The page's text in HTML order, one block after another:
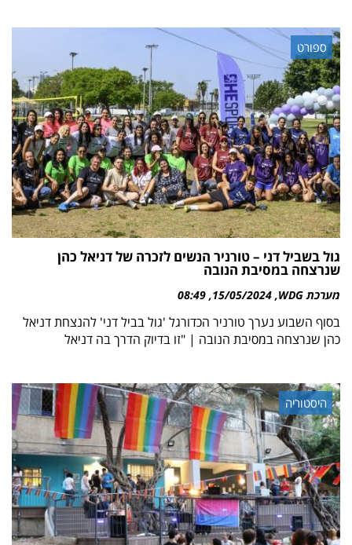
ספורט
גול בשביל דני – טורניר הנשים לזכרה של דניאל כהן
שנרצחה במסיבת הנובה
מערכת WDG 15/05/2024
08:49
בסוף השבוע נערך טורניר הכדורגל 'גול בביל דני' להנצחת דניאל
כהן שנרצחה במסיבת הנובה | "זו בדיוק הדרך בה דניאל
היסטוריה